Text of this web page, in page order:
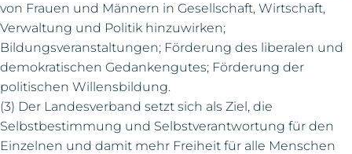
von Frauen und Männern in Gesellschaft, Wirtschaft,
Verwaltung und Politik hinzuwirken;
Bildungsveranstaltungen; Förderung des liberalen und
demokratischen Gedankengutes; Förderung der
politischen Willensbildung.
(3) Der Landesverband setzt sich als Ziel, die
Selbstbestimmung und Selbstverantwortung für den
Einzelnen und damit mehr Freiheit für alle Menschen